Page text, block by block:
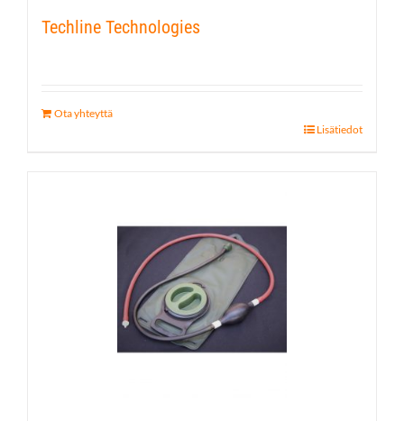
Techline Technologies
Ota yhteyttä
Lisätiedot